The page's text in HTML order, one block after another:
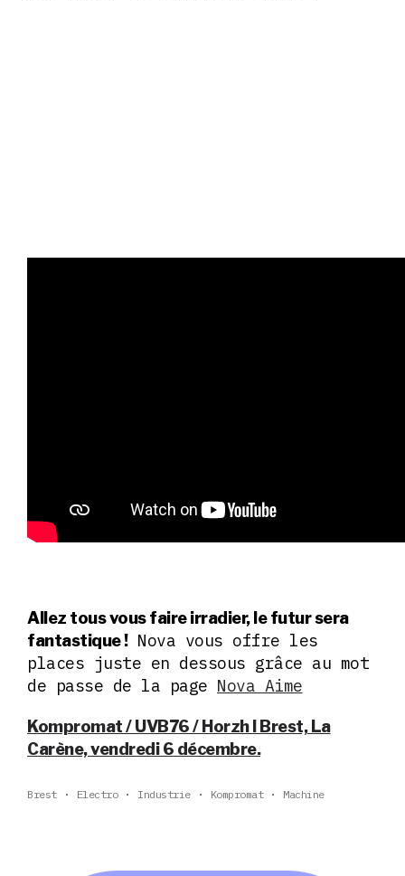
Allez tous vous faire irradier, le futur sera
fantastique !Nova vous offre les
places juste en dessous grâce au mot
de passe de la page Nova Aime
Kompromat / UVB76 / Horzh l Brest, La
Carène, vendredi 6 décembre.
Brest Electro Industrie Kompromat Machine